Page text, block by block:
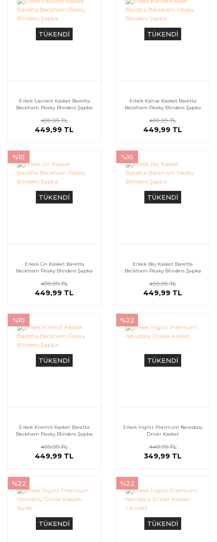
TÜKENDİ
Erkek Lacivert Kasket Baretta
Beckham Peaky Blinders Şapka
499,99 TL
449,99 TL
TÜKENDİ
Erkek Kahve Kasket Baretta
Beckham Peaky Blinders Şapka
499,99 TL
449,99 TL
TÜKENDİ
%10
Erkek Gri Kasket Baretta
Beckham Peaky Blinders Şapka
499,99 TL
449,99 TL
TÜKENDİ
%10
Erkek Bej Kasket Baretta
Beckham Peaky Blinders Şapka
499,99 TL
449,99 TL
TÜKENDİ
%10
Erkek Kiremit Kasket Baretta
Beckham Peaky Blinders Şapka
499,99 TL
449,99 TL
TÜKENDİ
%22
Erkek İngiliz Premium Newsboy
Driver Kasket
449,99 TL
349,99 TL
TÜKENDİ
%22
TÜKENDİ
%22